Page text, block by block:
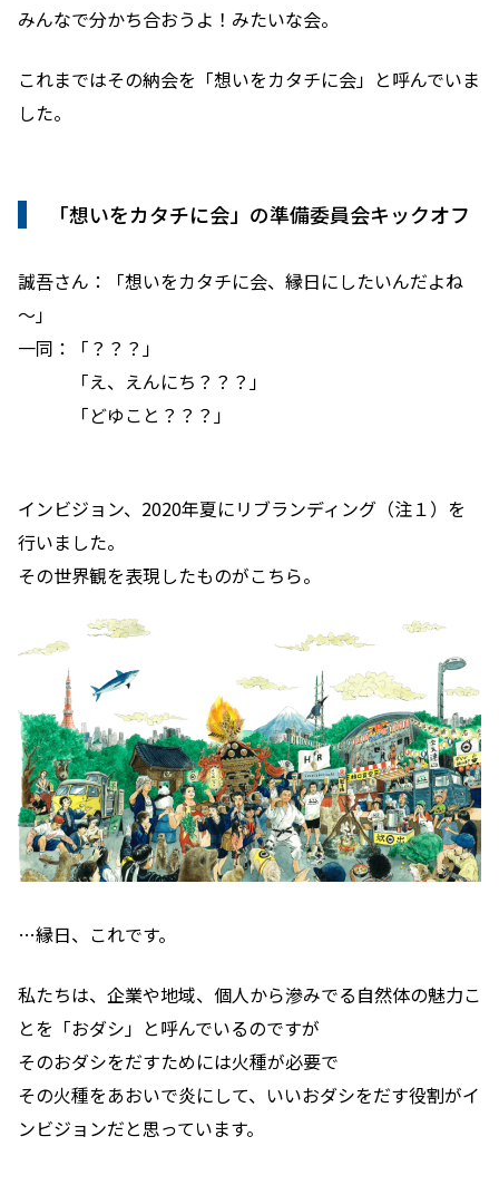
みんなで分かち合おうよ！みたいな会。
これまではその納会を「想いをカタチに会」と呼んでいま
した。
「想いをカタチに会」の準備委員会キックオフ
誠吾さん：「想いをカタチに会、縁日にしたいんだよね
～」
一同：「？？？」
「え、えんにち？？？」
「どゆこと？？？」
インビジョン、2020年夏にリブランディング（注１）を
行いました。
その世界観を表現したものがこちら。
…縁日、これです。
私たちは、企業や地域、個人から滲みでる自然体の魅力こ
とを「おダシ」と呼んでいるのですが
そのおダシをだすためには火種が必要で
その火種をあおいで炎にして、いいおダシをだす役割がイ
ンビジョンだと思っています。